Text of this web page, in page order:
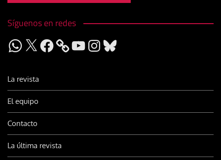
Síguenos en redes
WhatsApp
X Facebook YouTubeInstagram
Bluesky
La revista
El equipo
Contacto
La última revista